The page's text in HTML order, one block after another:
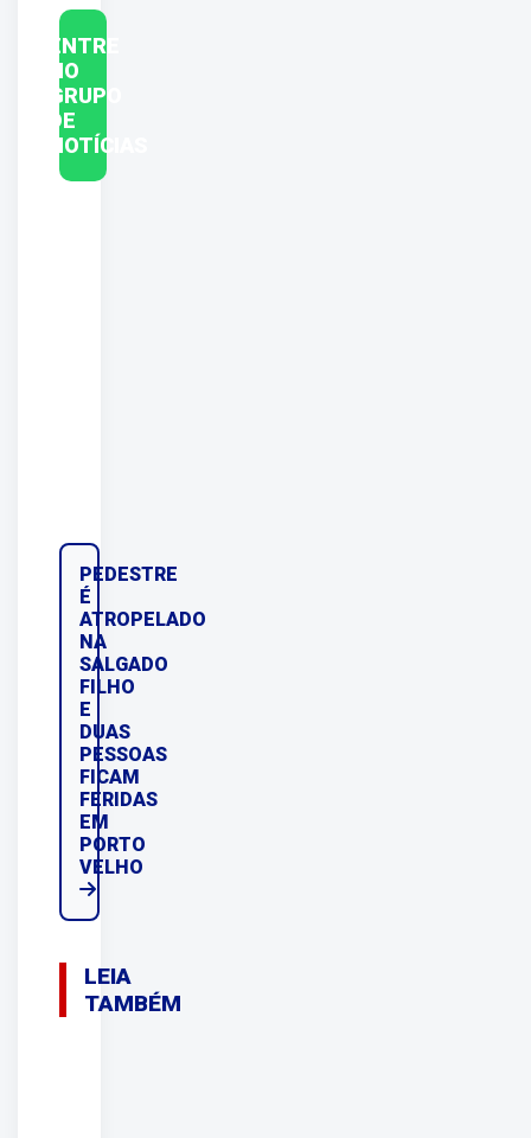
ENTRE
NO
GRUPO
DE
NOTÍCIAS
PEDESTRE
É
ATROPELADO
NA
SALGADO
FILHO
E
DUAS
PESSOAS
FICAM
FERIDAS
EM
PORTO
VELHO
LEIA
TAMBÉM